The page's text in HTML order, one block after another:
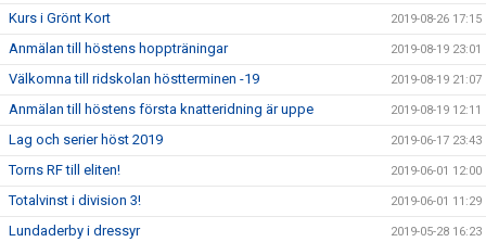
Kurs i Grönt Kort 2019-08-26 17:15
Anmälan till höstens hoppträningar 2019-08-19 23:01
Välkomna till ridskolan höstterminen -19 2019-08-19 21:07
Anmälan till höstens första knatteridning är uppe 2019-08-19 12:11
Lag och serier höst 2019 2019-06-17 23:43
Torns RF till eliten! 2019-06-01 12:00
Totalvinst i division 3! 2019-06-01 11:29
Lundaderby i dressyr 2019-05-28 16:23